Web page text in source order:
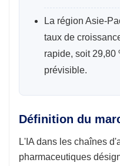
La région Asie-
taux de
rapide, soit 29,80
prévisible.
Définition du
L'IA dans les chaînes
pharmaceutiques